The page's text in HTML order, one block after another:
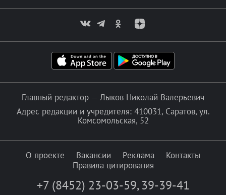
Главный редактор — Лыков Николай Валерьевич
Адрес редакции и учредителя: 410031, Саратов, ул.
Комсомольская, 52
О проекте Вакансии Реклама
Контакты
Правила цитирования
+7 (8452) 23-03-59, 39-39-41